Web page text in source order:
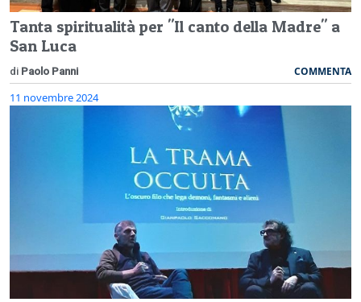
Tanta spiritualità per "Il canto della Madre" a
San Luca
di Paolo Panni COMMENTA
11 novembre 2024